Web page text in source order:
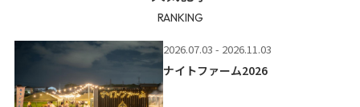
RANKING
2026.07.03 - 2026.11.03
ナイトファーム2026